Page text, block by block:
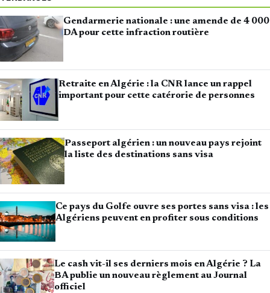
Gendarmerie nationale : une amende de 4 000
DA pour cette infraction routière
Retraite en Algérie : la CNR lance un rappel
important pour cette catérorie de personnes
Passeport algérien : un nouveau pays rejoint
la liste des destinations sans visa
Ce pays du Golfe ouvre ses portes sans visa : les
Algériens peuvent en profiter sous conditions
Le cash vit-il ses derniers mois en Algérie ? La
BA publie un nouveau règlement au Journal
officiel